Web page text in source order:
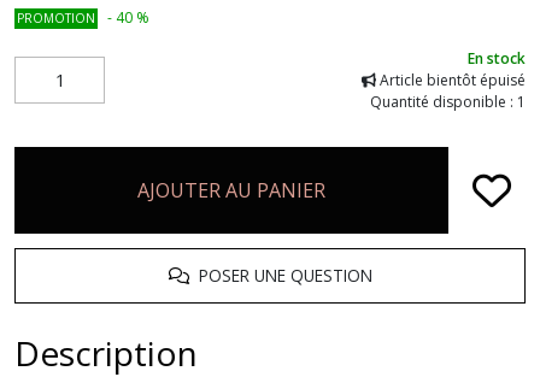
PROMOTION - 40 %
En stock
Article bientôt épuisé
Quantité disponible : 1
AJOUTER AU PANIER
POSER UNE QUESTION
Description